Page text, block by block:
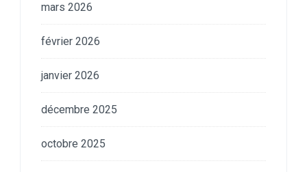
mars 2026
février 2026
janvier 2026
décembre 2025
octobre 2025